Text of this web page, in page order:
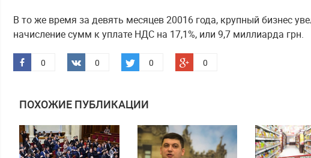
В то же время за девять месяцев 20016 года, крупный бизнес
начисление сумм к уплате НДС на 17,1%, или 9,7 миллиарда грн.
0 0 0 0
ПОХОЖИЕ ПУБЛИКАЦИИ